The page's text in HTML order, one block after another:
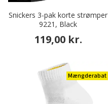
Snickers 3-pak korte strømper
9221, Black
119,00 kr.
Mængderabat